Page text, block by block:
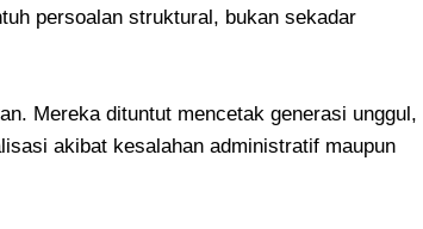
persoalan struktural, bukan sekadar
Mereka dituntut mencetak generasi unggul,
akibat kesalahan administratif maupun